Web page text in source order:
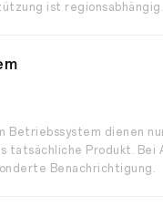
ist regionsabhängig.
Betriebssystem dienen
tatsächliche Produkt. Bei
Benachrichtigung.